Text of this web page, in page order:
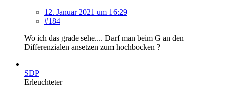
12. Januar 2021 um 16:29
#184
Wo ich das grade sehe.... Darf man beim G an den
Differenzialen ansetzen zum hochbocken ?
SDP
Erleuchteter